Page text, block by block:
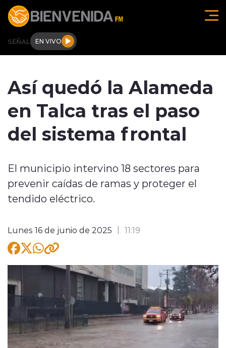
Click acá para ir directamente al contenido
SEÑAL EN VIVO
Actualidad
Regionales
Internacional
Deportes
modo claro
Así quedó la Alameda
en Talca tras el paso
del sistema frontal
El municipio intervino 18 sectores para
prevenir caídas de ramas y proteger el
tendido eléctrico.
Lunes 16 de junio de 2025 11:19